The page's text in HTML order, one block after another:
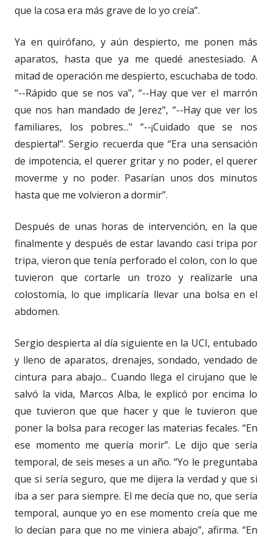
que la cosa era más grave de lo yo creía”.
Ya en quirófano, y aún despierto, me ponen más
aparatos, hasta que ya me quedé anestesiado. A
mitad de operación me despierto, escuchaba de todo.
“--Rápido que se nos va", “--Hay que ver el marrón
que nos han mandado de Jerez", “--Hay que ver los
familiares, los pobres..." “--¡Cuidado que se nos
despierta!". Sergio recuerda que “Era una sensación
de impotencia, el querer gritar y no poder, el querer
moverme y no poder. Pasarían unos dos minutos
hasta que me volvieron a dormir”.
Después de unas horas de intervención, en la que
finalmente y después de estar lavando casi tripa por
tripa, vieron que tenía perforado el colon, con lo que
tuvieron que cortarle un trozo y realizarle una
colostomía, lo que implicaría llevar una bolsa en el
abdomen.
Sergio despierta al día siguiente en la UCI, entubado
y lleno de aparatos, drenajes, sondado, vendado de
cintura para abajo... Cuando llega el cirujano que le
salvó la vida, Marcos Alba, le explicó por encima lo
que tuvieron que que hacer y que le tuvieron que
poner la bolsa para recoger las materias fecales. “En
ese momento me quería morir”. Le dijo que sería
temporal, de seis meses a un año. “Yo le preguntaba
que si sería seguro, que me dijera la verdad y que si
iba a ser para siempre. El me decía que no, que sería
temporal, aunque yo en ese momento creía que me
lo decían para que no me viniera abajo”, afirma. “En